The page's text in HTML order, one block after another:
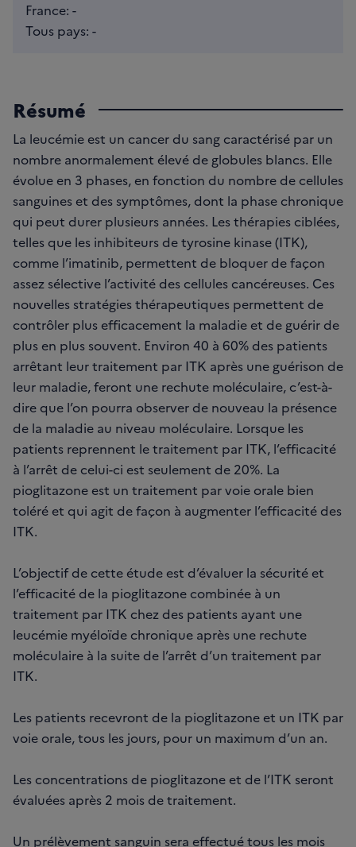
France: -
Tous pays: -
Résumé
La leucémie est un cancer du sang caractérisé par un
nombre anormalement élevé de globules blancs. Elle
évolue en 3 phases, en fonction du nombre de cellules
sanguines et des symptômes, dont la phase chronique
qui peut durer plusieurs années. Les thérapies ciblées,
telles que les inhibiteurs de tyrosine kinase (ITK),
comme l’imatinib, permettent de bloquer de façon
assez sélective l’activité des cellules cancéreuses. Ces
nouvelles stratégies thérapeutiques permettent de
contrôler plus efficacement la maladie et de guérir de
plus en plus souvent. Environ 40 à 60% des patients
arrêtant leur traitement par ITK après une guérison de
leur maladie, feront une rechute moléculaire, c’est-à-
dire que l’on pourra observer de nouveau la présence
de la maladie au niveau moléculaire. Lorsque les
patients reprennent le traitement par ITK, l’efficacité
à l’arrêt de celui-ci est seulement de 20%. La
pioglitazone est un traitement par voie orale bien
toléré et qui agit de façon à augmenter l’efficacité des
ITK.
L’objectif de cette étude est d’évaluer la sécurité et
l’efficacité de la pioglitazone combinée à un
traitement par ITK chez des patients ayant une
leucémie myéloïde chronique après une rechute
moléculaire à la suite de l’arrêt d’un traitement par
ITK.
Les patients recevront de la pioglitazone et un ITK par
voie orale, tous les jours, pour un maximum d’un an.
Les concentrations de pioglitazone et de l’ITK seront
évaluées après 2 mois de traitement.
Un prélèvement sanguin sera effectué tous les mois